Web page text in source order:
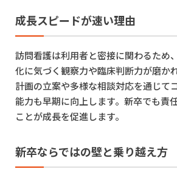
成長スピードが速い理由
訪問看護は利用者と密接に関わるため
化に気づく観察力や臨床判断力が磨か
計画の立案や多様な相談対応を通じて
能力も早期に向上します。新卒でも責
ことが成長を促進します。
新卒ならではの壁と乗り越え方